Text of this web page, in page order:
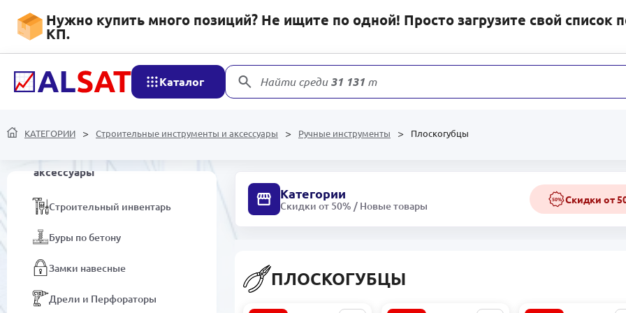
Нужно купить много позиций? Не ищите по одной! Просто загрузите свой список
КП.
Каталог Найти среди31 131 товаров
КАТЕГОРИИ Строительные инструменты и аксессуары Ручные инструменты Плоскогубцы
Специализированная
автотехника
Оборудование для
ведения и автоматизации
инструменты и
аксессуары
Строительный инвентарь
Буры по бетону
Замки навесные
Дрели и Перфораторы
Категории
Скидки от 50% / Новые товары
50% Скидки от
ПЛОСКОГУБЦЫ